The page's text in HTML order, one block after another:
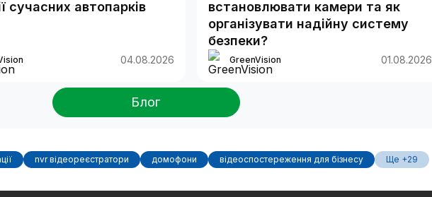
сучасних автопарків
04.08.2026
встановлювати камери та як
організувати надійну систему
безпеки?
GreenVision 01.08.2026
Блог
nvr відеореєстратори домофони відеоспостереження для бізнесу Ще +29